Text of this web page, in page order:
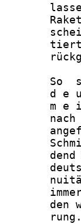
So
d e
m e
nach
dend
den
       rung.